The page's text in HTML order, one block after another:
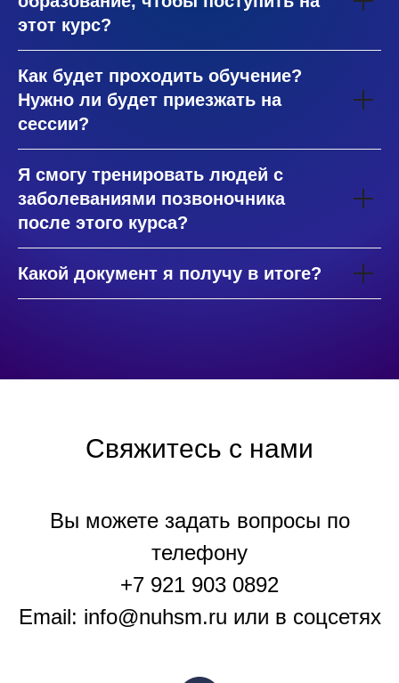
этот курс?
Как будет проходить обучение?
Нужно ли будет приезжать на
сессии?
Я смогу тренировать людей с
заболеваниями позвоночника
после этого курса?
Какой документ я получу в итоге?
Свяжитесь с нами
Вы можете задать вопросы по
телефону
+7 921 903 0892
Email: info@nuhsm.ru или в соцсетях